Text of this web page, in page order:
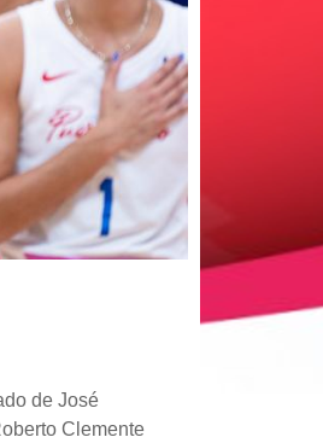
de José
Clemente